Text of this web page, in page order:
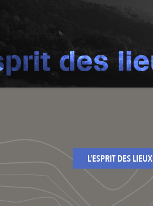
L’ESPRIT DES LIEUX